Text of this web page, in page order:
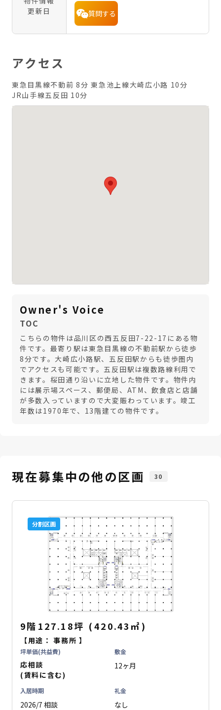
更新日
質問する
アクセス
東急目黒線不動前 8分 東急池上線大崎広小路 10分
JR山手線五反田 10分
Owner's Voice
TOC
こちらの物件は品川区の西五反田7-22-17にある物
件です。最寄り駅は東急目黒線の不動前駅から徒歩
8分です。大崎広小路駅、五反田駅からも徒歩圏内
でアクセスも可能です。五反田駅は複数路線利用で
きます。桜田通り沿いに立地した物件です。物件内
には展示場スペース、郵便局、ATM、飲食店と店舗
が多数入っていますので大変賑わっています。竣工
年数は1970年で、13階建ての物件です。
現在募集中の他の区画 30
分割区画
9階 127.18坪 ( 420.43 ㎡ )
【用途：事務所 】
坪単価(共益費)
応相談
(賃料に含む)
敷金
12ヶ月
入居時期
2026/7 相談
礼金
なし